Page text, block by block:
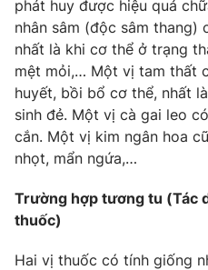
Tư vấn
Chuyên mục khác
Emagazine
Photo
Video
phát huy được hiệu quả
nhân sâm (độc sâm thang)
nhất là khi cơ thể ở trạng
mệt mỏi,… Một vị tam thất
huyết, bồi bổ cơ thể, nhất
sinh đẻ. Một vị cà gai leo
cắn. Một vị kim ngân hoa
nhọt, mẩn ngứa,…
Trường hợp tương tu (Tác
thuốc)
Hai vị thuốc có tính giống